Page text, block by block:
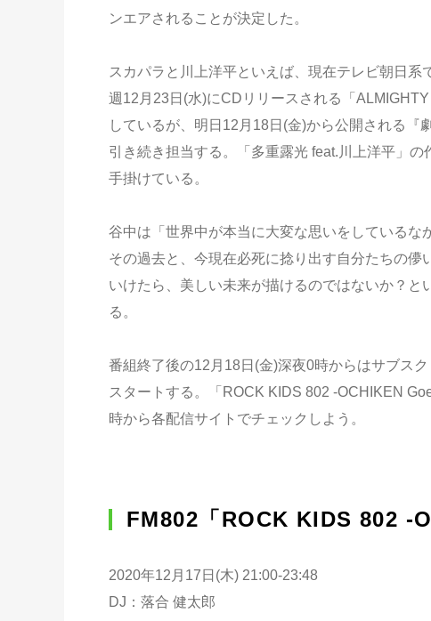
ンエアされることが決定した。
スカパラと川上洋平といえば、現在テレビ朝日
週12月23日(水)にCDリリースされる「
しているが、明日12月18日(金)から公開される『
引き続き担当する。「多重露光 feat.川上洋平」
手掛けている。
谷中は「世界中が本当に大変な思いをしているな
その過去と、今現在必死に捻り出す自分たちの
いけたら、美しい未来が描けるのではないか？
る。
番組終了後の12月18日(金)深夜0時からはサブス
スタートする。「ROCK KIDS 802 -OCHIKEN
時から各配信サイトでチェックしよう。
FM802「ROCK KIDS 802 -
2020年12月17日(木) 21:00-23:48
DJ：落合 健太郎